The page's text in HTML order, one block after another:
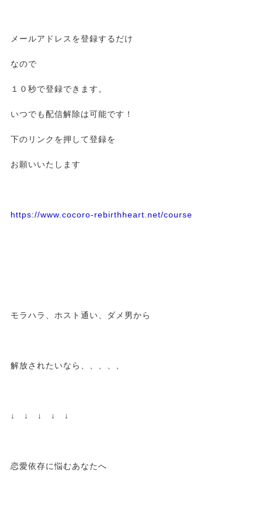
メールアドレスを登録するだけ
なので
１０秒で登録できます。
いつでも配信解除は可能です！
下のリンクを押して登録を
お願いいたします
https://www.cocoro-rebirthheart.net/course
モラハラ、ホスト通い、ダメ男から
解放されたいなら、、、、、
↓ ↓ ↓ ↓ ↓
恋愛依存に悩むあなたへ